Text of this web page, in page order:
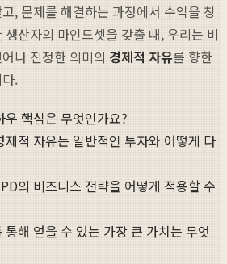
, 문제를 해결하는 과정에서 수익을 창
산자의 마인드셋을 갖출 때, 우리는 비
나 진정한 의미의 경제적 자유를 향한
.
핵심은 무엇인가요?
적 자유는 일반적인 투자와 어떻게 다
의 비즈니스 전략을 어떻게 적용할 수
해 얻을 수 있는 가장 큰 가치는 무엇